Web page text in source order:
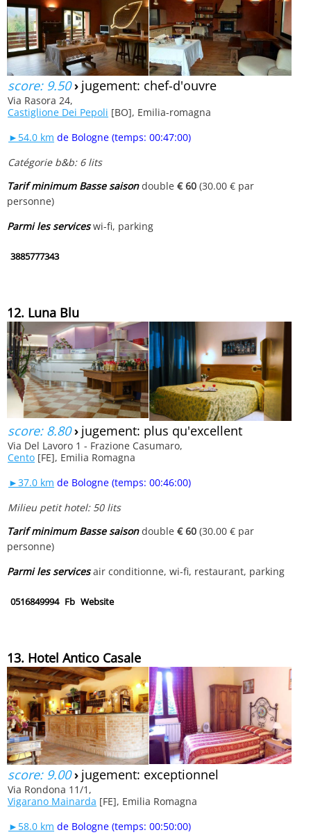
score: 9.50› jugement: chef-d'ouvre
Via Rasora 24,
Castiglione Dei Pepoli [BO], Emilia-romagna
►54.0 km de Bologne (temps: 00:47:00)
Catégorie b&b: 6 lits
Tarif minimum Basse saisondouble€ 60 (30.00 € par
personne)
Parmi les serviceswi-fi, parking
3885777343
12. Luna Blu
score: 8.80› jugement: plus qu'excellent
Via Del Lavoro 1 - Frazione Casumaro,
Cento [FE], Emilia Romagna
►37.0 km de Bologne (temps: 00:46:00)
Milieu petit hotel: 50 lits
Tarif minimum Basse saisondouble€ 60 (30.00 € par
personne)
Parmi les servicesair conditionne, wi-fi, restaurant, parking
0516849994 Fb Website
13. Hotel Antico Casale
score: 9.00› jugement: exceptionnel
Via Rondona 11/1,
Vigarano Mainarda [FE], Emilia Romagna
►58.0 km de Bologne (temps: 00:50:00)